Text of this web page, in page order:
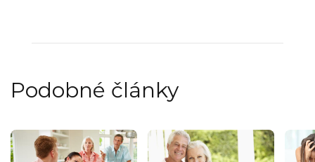
Podobné články